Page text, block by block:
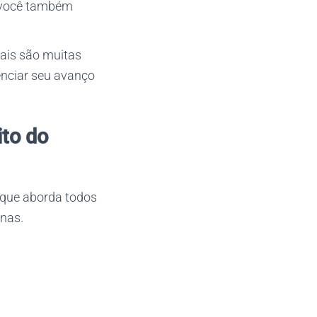
também
são muitas
seu avanço
do
aborda todos